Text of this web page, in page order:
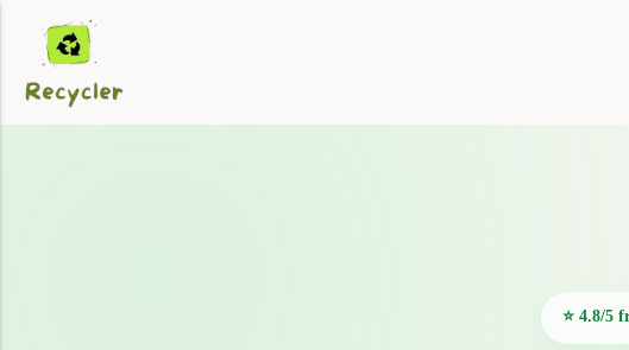
⭐ 4.8/5